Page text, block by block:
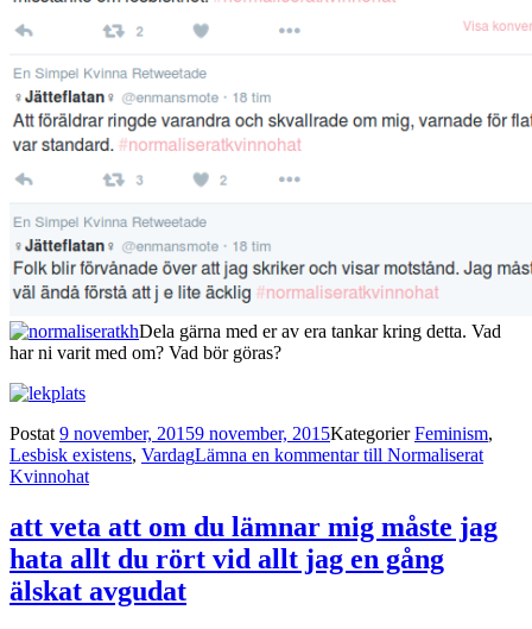
Dela gärna med er av era tankar kring detta. Vad
har ni varit med om? Vad bör göras?
Postat 9 november, 20159 november, 2015KategorierFeminism,
Lesbisk existens, VardagLämna en kommentartill Normaliserat
Kvinnohat
att veta att om du lämnar mig måste jag
hata allt du rört vid allt jag en gång
älskat avgudat